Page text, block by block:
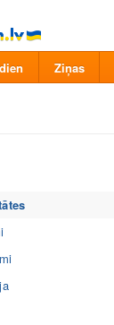
Ziņas